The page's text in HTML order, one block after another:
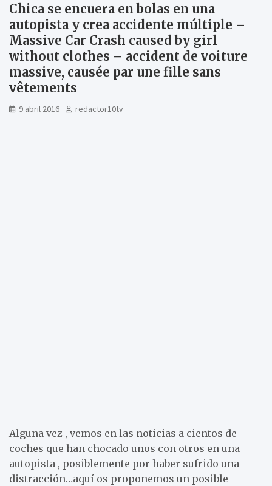
Chica se encuera en bolas en una
autopista y crea accidente múltiple –
Massive Car Crash caused by girl
without clothes – accident de voiture
massive, causée par une fille sans
vêtements
9 abril 2016 redactor10tv
Alguna vez , vemos en las noticias a cientos de
coches que han chocado unos con otros en una
autopista , posiblemente por haber sufrido una
distracción…aquí os proponemos un posible